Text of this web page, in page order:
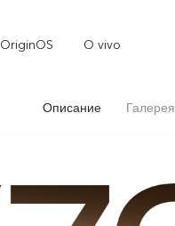
OriginOS O vivo
Описание Галерея